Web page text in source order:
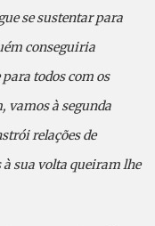
se sustentar para
conseguiria
todos com os
vamos à segunda
relações de
à sua volta queiram lhe